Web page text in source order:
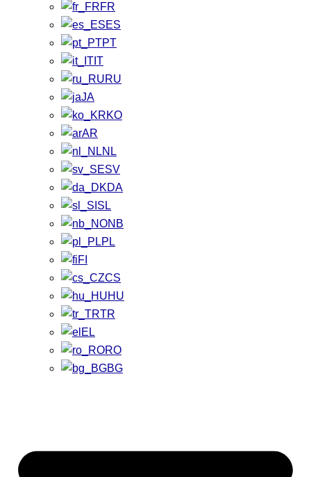
FR
ES
PT
IT
RU
JA
KO
AR
NL
SV
DA
SL
NB
PL
FI
CS
HU
TR
EL
RO
BG